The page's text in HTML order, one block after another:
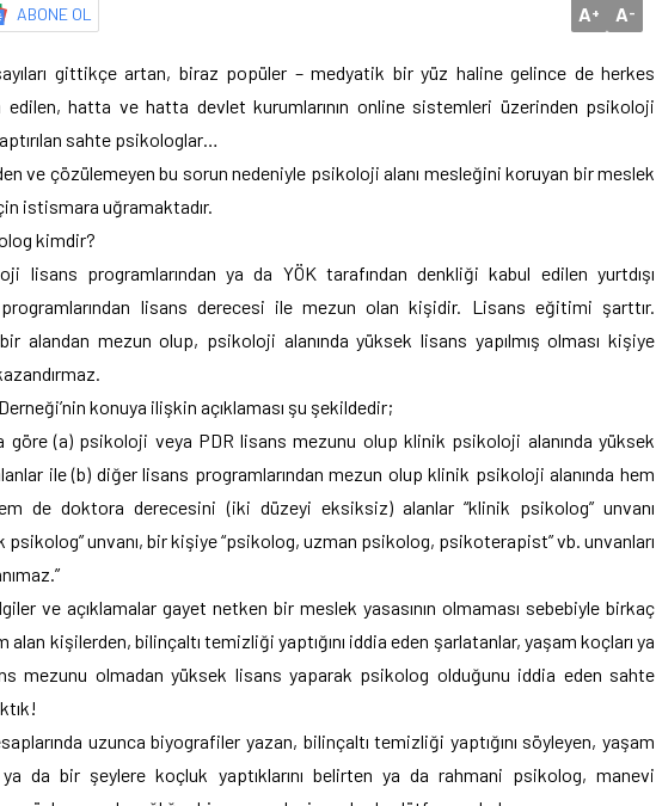
ABONE OL A+ A-
gittikçe artan, biraz popüler – medyatik bir yüz haline gelince de herkes
edilen, hatta ve hatta devlet kurumlarının online sistemleri üzerinden psikoloji
sahte psikologlar…
ve çözülemeyen bu sorun nedeniyle psikoloji alanı mesleğini koruyan bir meslek
istismara uğramaktadır.
kimdir?
lisans programlarından ya da YÖK tarafından denkliği kabul edilen yurtdışı
lisans derecesi ile mezun olan kişidir. Lisans eğitimi şarttır.
alandan mezun olup, psikoloji alanında yüksek lisans yapılmış olması kişiye
konuya ilişkin açıklaması şu şekildedir;
göre (a) psikoloji veya PDR lisans mezunu olup klinik psikoloji alanında yüksek
ile (b) diğer lisans programlarından mezun olup klinik psikoloji alanında hem
de doktora derecesini (iki düzeyi eksiksiz) alanlar “klinik psikolog” unvanı
psikolog” unvanı, bir kişiye “psikolog, uzman psikolog, psikoterapist” vb. unvanları
ve açıklamalar gayet netken bir meslek yasasının olmaması sebebiyle birkaç
kişilerden, bilinçaltı temizliği yaptığını iddia eden şarlatanlar, yaşam koçları ya
mezunu olmadan yüksek lisans yaparak psikolog olduğunu iddia eden sahte
uzunca biyografiler yazan, bilinçaltı temizliği yaptığını söyleyen, yaşam
ya da bir şeylere koçluk yaptıklarını belirten ya da rahmani psikolog, manevi